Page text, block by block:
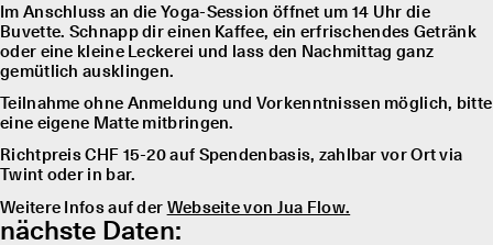
Im Anschluss an die Yoga-Session öffnet um 14 Uhr die
Buvette. Schnapp dir einen Kaffee, ein erfrischendes Getränk
oder eine kleine Leckerei und lass den Nachmittag ganz
gemütlich ausklingen.
Teilnahme ohne Anmeldung und Vorkenntnissen möglich, bitte
eine eigene Matte mitbringen.
Richtpreis CHF 15-20 auf Spendenbasis, zahlbar vor Ort via
Twint oder in bar.
Weitere Infos auf der Webseite von Jua Flow.
nächste Daten: